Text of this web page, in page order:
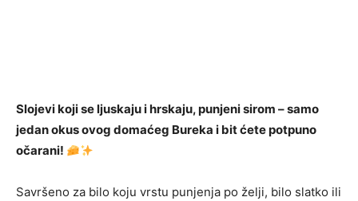
Slojevi koji se ljuskaju i hrskaju, punjeni sirom – samo
jedan okus ovog domaćeg Bureka i bit ćete potpuno
očarani!
Savršeno za bilo koju vrstu punjenja po želji, bilo slatko ili